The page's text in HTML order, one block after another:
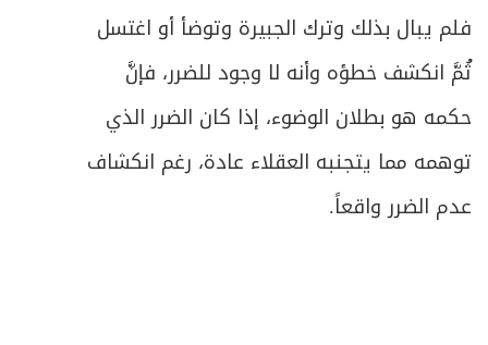
فلم يبال بذلك وترك الجبيرة وتوضأ أو اغتسل
ثُمَّ انكشف خطؤه وأنه لا وجود للضرر، فإنَّ
حكمه هو بطلان الوضوء، إذا كان الضرر الذي
توهمه مما يتجنبه العقلاء عادة، رغم انكشاف
عدم الضرر واقعاً.